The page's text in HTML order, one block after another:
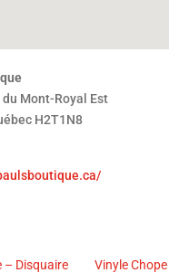
du Mont-Royal Est
H2T1N8
– Disquaire
Vinyle Chope